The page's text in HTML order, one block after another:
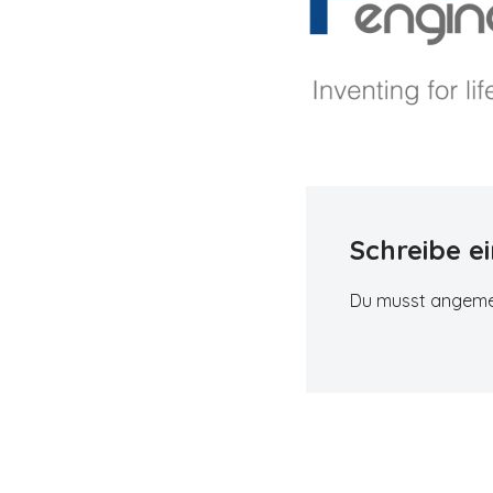
Schreibe
Du musst